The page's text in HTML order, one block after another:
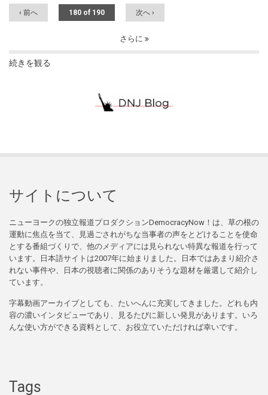
‹ 前へ 180 of 190 次へ ›
さらに
続きを観る
サイトについて
ニューヨークの独立報道プロダクションDemocracyNow！は、草の根の
運動に焦点を当て、見過ごされがちな当事者の声をとどけることを使命
とする番組づくりで、他のメディアには見られない特異な報道を行って
います。日本語サイトは2007年に始まりました。日本ではあまり紹介さ
れない事件や、日本の視聴者に関係のありそうな題材を厳選して紹介し
ています。
字幕動画アーカイブとしても、たいへんに充実してきました。どれも内
容の濃いインタビューであり、見るたびに新しい発見があります。いろ
んな使い方ができる資料として、お役立ていただければ幸いです。
Tags